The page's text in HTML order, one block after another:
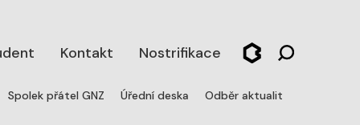
Kontakt Nostrifikace
Spolek přátel GNZ Úřední deska
Odběr aktualit